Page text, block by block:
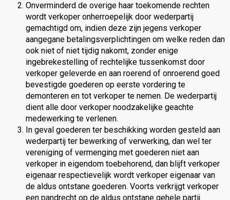
Onverminderd de overige haar toekomende rechten
wordt verkoper onherroepelijk door wederpartij
gemachtigd om, indien deze zijn jegens verkoper
aangegane betalingsverplichtingen om welke reden dan
ook niet of niet tijdig nakomt, zonder enige
ingebrekestelling of rechtelijke tussenkomst door
verkoper geleverde en aan roerend of onroerend goed
bevestigde goederen op eerste vordering te
demonteren en tot verkoper te nemen. De wederpartij
dient alle door verkoper noodzakelijke geachte
medewerking te verlenen.
In geval goederen ter beschikking worden gesteld aan
wederpartij ter bewerking of verwerking, dan wel ter
vereniging of vermenging met goederen niet aan
verkoper in eigendom toebehorend, dan blijft verkoper
eigenaar respectievelijk wordt verkoper eigenaar van
de aldus ontstane goederen. Voorts verkrijgt verkoper
een pandrecht op de aldus ontstane gehele partij.